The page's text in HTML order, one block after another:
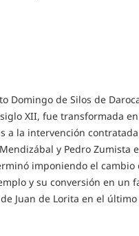
Domingo de Silos de
XII, fue transformada
a la intervención
y Pedro Zumista
imponiendo el cambio
y su conversión en un
Juan de Lorita en el